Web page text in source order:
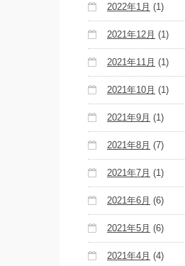
2022年1月 (1)
2021年12月 (1)
2021年11月 (1)
2021年10月 (1)
2021年9月 (1)
2021年8月 (7)
2021年7月 (1)
2021年6月 (6)
2021年5月 (6)
2021年4月 (4)